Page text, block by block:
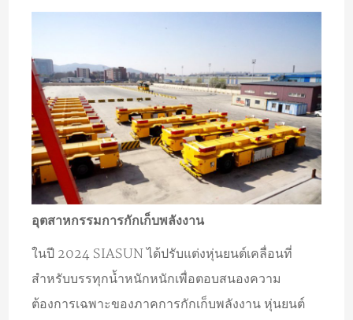
อุตสาหกรรมการกักเก็บพลังงาน
ในปี 2024 SIASUN ได้ปรับแต่งหุ่นยนต์เคลื่อนที่
สำหรับบรรทุกน้ำหนักหนักเพื่อตอบสนองความ
ต้องการเฉพาะของภาคการกักเก็บพลังงาน หุ่นยนต์